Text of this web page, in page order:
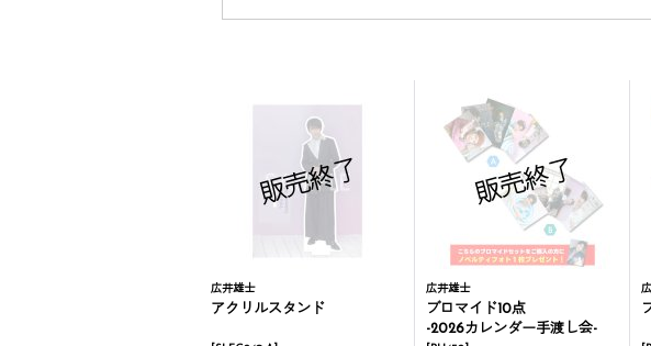
広井雄士
アクリルスタンド
広井雄士
ブロマイド10点
-2026カレンダー手渡し会-